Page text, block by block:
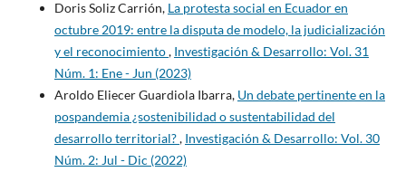
Doris Soliz Carrión, La protesta social en Ecuador en
octubre 2019: entre la disputa de modelo, la judicialización
y el reconocimiento, Investigación & Desarrollo: Vol. 31
Núm. 1: Ene - Jun (2023)
Aroldo Eliecer Guardiola Ibarra, Un debate pertinente en la
pospandemia ¿sostenibilidad o sustentabilidad del
desarrollo territorial?, Investigación & Desarrollo: Vol. 30
Núm. 2: Jul - Dic (2022)